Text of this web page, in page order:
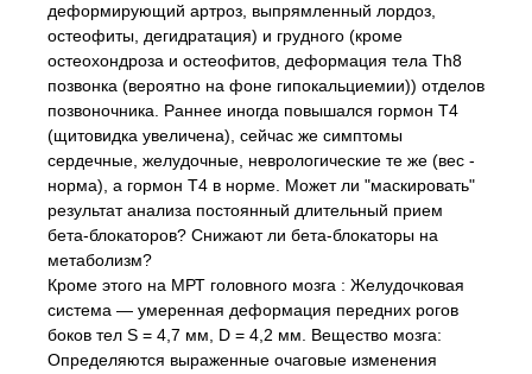
деформирующий артроз, выпрямленный лордоз,
остеофиты, дегидратация) и грудного (кроме
остеохондроза и остеофитов, деформация тела Th8
позвонка (вероятно на фоне гипокальциемии)) отделов
позвоночника. Раннее иногда повышался гормон Т4
(щитовидка увеличена), сейчас же симптомы
сердечные, желудочные, неврологические те же (вес -
норма), а гормон Т4 в норме. Может ли "маскировать"
результат анализа постоянный длительный прием
бета-блокаторов? Снижают ли бета-блокаторы на
метаболизм?
Кроме этого на МРТ головного мозга : Желудочковая
система — умеренная деформация передних рогов
боков тел S = 4,7 мм, D = 4,2 мм. Вещество мозга:
Определяются выраженные очаговые изменения